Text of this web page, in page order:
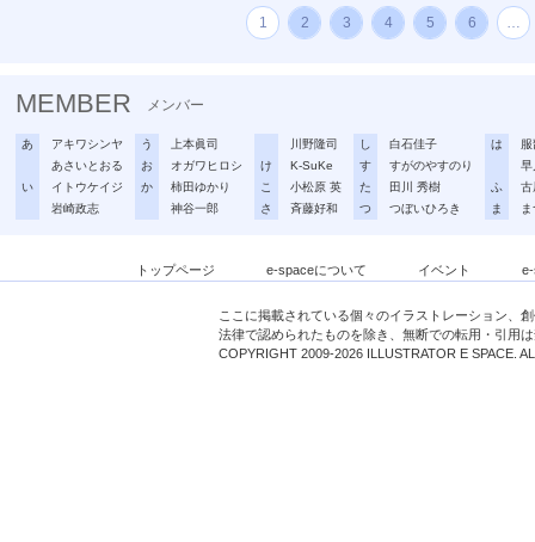
1 2 3 4 5 6 …
MEMBER メンバー
あ
アキワシンヤ
あさいとおる
い
イトウケイジ
岩崎政志
う
上本眞司
お
オガワヒロシ
か
柿田ゆかり
神谷一郎
川野隆司
け
K-SuKe
こ
小松原 英
さ
斉藤好和
し
白石佳子
す
すがのやすのり
た
田川 秀樹
つ
つぼいひろき
は
早
ふ
古
ま
トップページ e-spaceについて イベント
ここに掲載されている個々のイラストレーション、
法律で認められたものを除き、無断での転用・引用
COPYRIGHT 2009-2026 ILLUSTRATOR E SPACE.